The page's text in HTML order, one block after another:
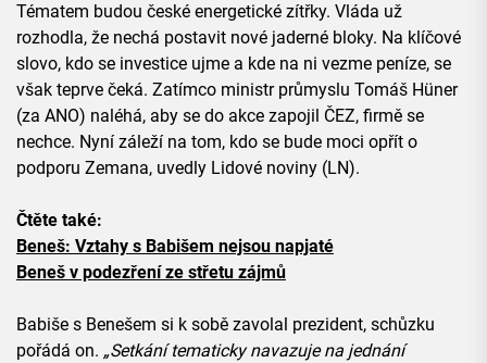
Tématem budou české energetické zítřky. Vláda už
rozhodla, že nechá postavit nové jaderné bloky. Na klíčové
slovo, kdo se investice ujme a kde na ni vezme peníze, se
však teprve čeká. Zatímco ministr průmyslu Tomáš Hüner
(za ANO) naléhá, aby se do akce zapojil ČEZ, firmě se
nechce. Nyní záleží na tom, kdo se bude moci opřít o
podporu Zemana, uvedly Lidové noviny (LN).
Čtěte také:
Beneš: Vztahy s Babišem nejsou napjaté
Beneš v podezření ze střetu zájmů
Babiše s Benešem si k sobě zavolal prezident, schůzku
pořádá on. „Setkání tematicky navazuje na jednání